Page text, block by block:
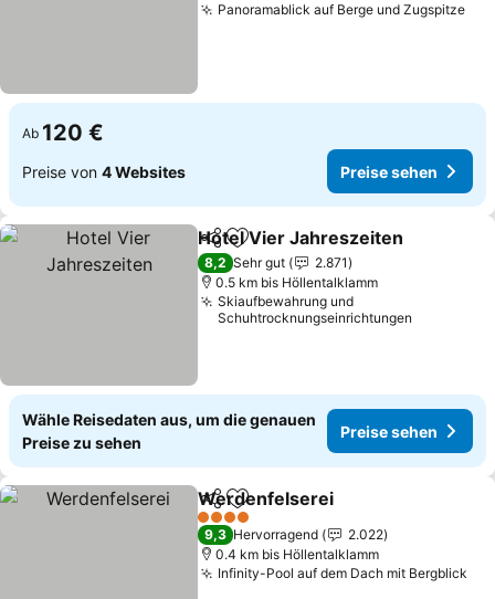
Panoramablick auf Berge und Zugspitze
Ab 120 €
Preise von 4 Websites Preise sehen
TeilenZu Favoriten hinzufügen
Hotel Vier Jahreszeiten
8,2 Sehr gut
2.871
0.5 km bis Höllentalklamm
Skiaufbewahrung und
Schuhtrocknungseinrichtungen
Wähle Reisedaten aus, um die genauen
Preise zu sehen
Preise sehen
TeilenZu Favoriten hinzufügen
Werdenfelserei
4 Sterne
9,3 Hervorragend
2.022
0.4 km bis Höllentalklamm
Infinity-Pool auf dem Dach mit Bergblick